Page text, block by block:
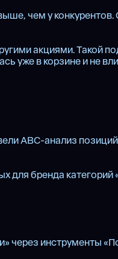
чем у
акциями. Такой
в корзине и не
ABC-анализ
для бренда
инструменты